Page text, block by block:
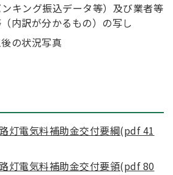
キング振込データ等）及び業者等
内訳が分かるもの）の写し
の状況写真
灯電気料補助金交付要綱(pdf 41
灯電気料補助金交付要領(pdf 80